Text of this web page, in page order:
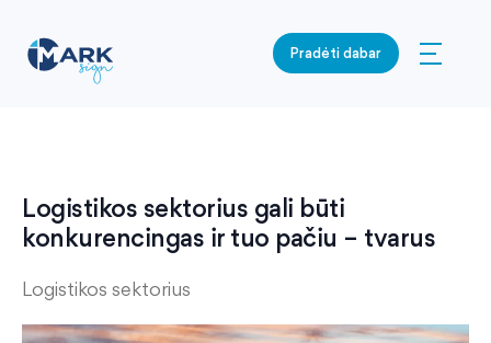
Pradėti dabar
Logistikos sektorius gali būti
konkurencingas ir tuo pačiu – tvarus
Logistikos sektorius